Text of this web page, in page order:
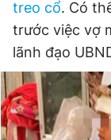
Đặt báo
Tổng biên tập:
Phó tổng biên tập
Phó tổng biên
Phó tổng biên
Tổng thư ký tòa
treo cổ. Có
trước việc vợ
lãnh đạo